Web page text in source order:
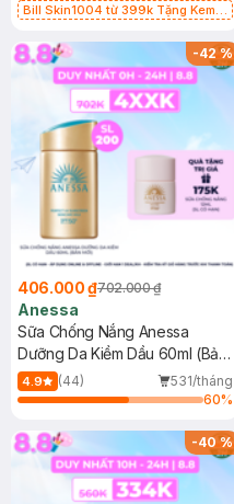
Bill Skin1004 từ 399k Tặng Kem
SPF 50+ 20ml (SL Có Hạn)
-42%
406.000 ₫702.000 ₫
Anessa
Sữa Chống Nắng Anessa
Dưỡng Da Kiềm Dầu 60ml (Bản
Mới)
4.9 (44)
531/tháng
60%
-40%